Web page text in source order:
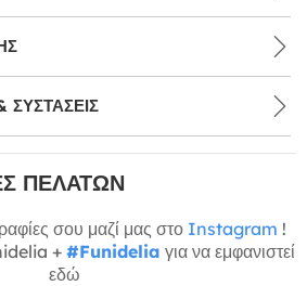
ΣΥΣΤΆΣΕΙΣ
ΠΕΛΑΤΏΝ
σου μαζί μας στο Instagram !
+ #Funidelia για να εμφανιστεί
εδώ